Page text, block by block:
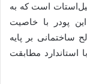
است که به
پودر با خاصیت
ساختمانی بر پایه
مطابقت